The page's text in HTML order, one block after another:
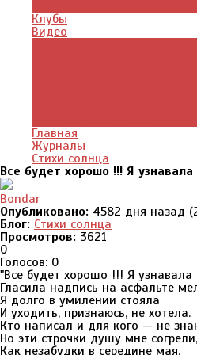
Клубы
Видео
Главная
Журналы
Стихи солнца
Все будет хорошо !!! Я
Bondar
Опубликовано: 4582 дня назад
Блог: Стихи солнца
Просмотров: 3621
0
Голосов: 0
"Все будет хорошо !!! Я
Гласила надпись на асфальте
Я долго в умилении стояла
И уходить, признаюсь, не хотела.
Кто написал и для кого — не
Но эти строчки душу мне согрели,
Как незабудки в середине мая,